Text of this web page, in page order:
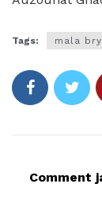
Tags: mala
Comment